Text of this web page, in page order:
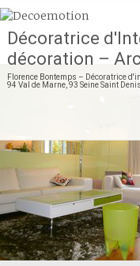
Décoratrice
décoration –
Florence Bontemps – Décoratrice
94 Val de Marne, 93 Seine Saint